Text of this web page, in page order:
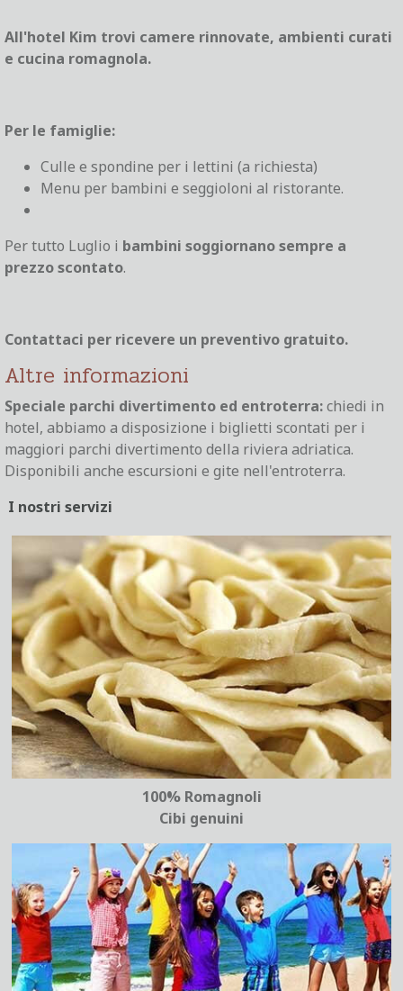
All'hotel Kim trovi camere rinnovate, ambienti curati
e cucina romagnola.
Per le famiglie:
Culle e spondine per i lettini (a richiesta)
Menu per bambini e seggioloni al ristorante.
Per tutto Luglio i bambini soggiornano sempre a
prezzo scontato.
Contattaci per ricevere un preventivo gratuito.
Altre informazioni
Speciale parchi divertimento ed entroterra:chiedi in
hotel, abbiamo a disposizione i biglietti scontati per i
maggiori parchi divertimento della riviera adriatica.
Disponibili anche escursioni e gite nell'entroterra.
I nostri servizi
100% Romagnoli
Cibi genuini